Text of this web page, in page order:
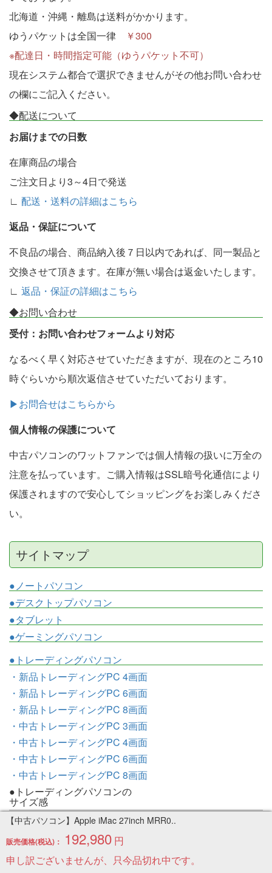
【中古パソコン】Apple iMac 27inch MRR0..
販売価格(税込)： 192,980 円
申し訳ございませんが、只今品切れ中です。
北海道・沖縄・離島は送料がかかります。
ゆうパケットは全国一律
￥300
※配達日・時間指定可能（ゆうパケット不可）
現在システム都合で選択できませんがその他お問い合わせ
の欄にご記入ください。
◆配送について
お届けまでの日数
在庫商品の場合
ご注文日より3～4日で発送
∟ 配送・送料の詳細はこちら
返品・保証について
不良品の場合、商品納入後７日以内であれば、同一製品と
交換させて頂きます。在庫が無い場合は返金いたします。
∟ 返品・保証の詳細はこちら
◆お問い合わせ
受付：お問い合わせフォームより対応
なるべく早く対応させていただきますが、現在のところ10
時ぐらいから順次返信させていただいております。
▶お問合せはこちらから
個人情報の保護について
中古パソコンのワットファンでは個人情報の扱いに万全の
注意を払っています。ご購入情報はSSL暗号化通信により
保護されますので安心してショッピングをお楽しみくださ
い。
サイトマップ
●ノートパソコン
●デスクトップパソコン
●タブレット
●ゲーミングパソコン
●トレーディングパソコン
・新品トレーディングPC 4画面
・新品トレーディングPC 6画面
・新品トレーディングPC 8画面
・中古トレーディングPC 3画面
・中古トレーディングPC 4画面
・中古トレーディングPC 6画面
・中古トレーディングPC 8画面
●トレーディングパソコンの
サイズ感
・3画面モデルのサイズ感
・4画面モデルのサイズ感
・6画面モデルのサイズ感